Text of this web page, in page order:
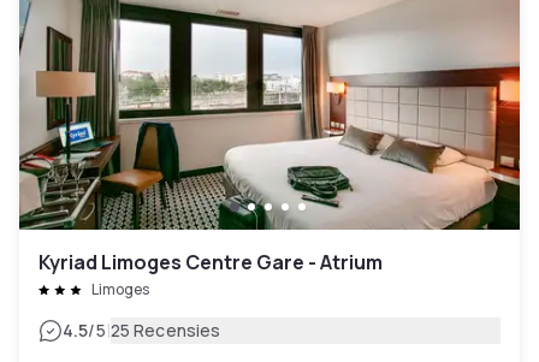
Kyriad Limoges Centre Gare - Atrium
Limoges
4.5/5|25 Recensies